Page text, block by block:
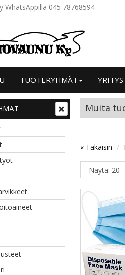
WhatsAppilla 045 78768594
TUOTERYHMÄT YRITYS
Muita
« Takaisin